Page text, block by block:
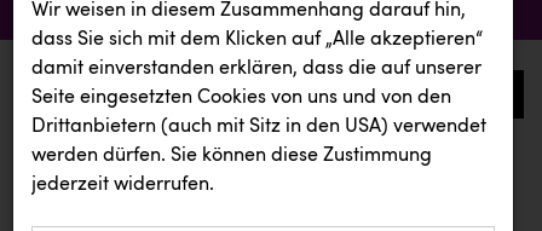
0
aktuelle aussendungen
aktuelle aussendungen
Wir weisen in diesem Zusammenhang darauf hin,
dass Sie sich mit dem Klicken auf „Alle akzeptieren“
damit ein­ver­standen erklären, dass die auf unserer
Seite eingesetzten Cookies von uns und von den
Drittanbietern (auch mit Sitz in den USA) verwendet
werden dürfen. Sie können diese Zustimmung
jederzeit widerrufen.